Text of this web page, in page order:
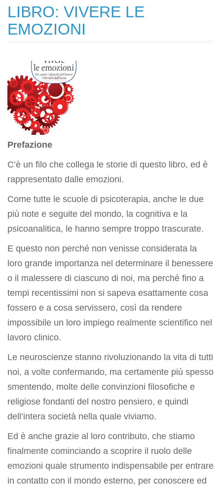
LIBRO: VIVERE LE
EMOZIONI
Prefazione
C’è un filo che collega le storie di questo libro, ed è
rappresentato dalle emozioni.
Come tutte le scuole di psicoterapia, anche le due
più note e seguite del mondo, la cognitiva e la
psicoanalitica, le hanno sempre troppo trascurate.
E questo non perché non venisse considerata la
loro grande importanza nel determinare il benessere
o il malessere di ciascuno di noi, ma perché fino a
tempi recentissimi non si sapeva esattamente cosa
fossero e a cosa servissero, così da rendere
impossibile un loro impiego realmente scientifico nel
lavoro clinico.
Le neuroscienze stanno rivoluzionando la vita di tutti
noi, a volte confermando, ma certamente più spesso
smentendo, molte delle convinzioni filosofiche e
religiose fondanti del nostro pensiero, e quindi
dell’intera società nella quale viviamo.
Ed è anche grazie al loro contributo, che stiamo
finalmente cominciando a scoprire il ruolo delle
emozioni quale strumento indispensabile per entrare
in contatto con il mondo esterno, per conoscere ed